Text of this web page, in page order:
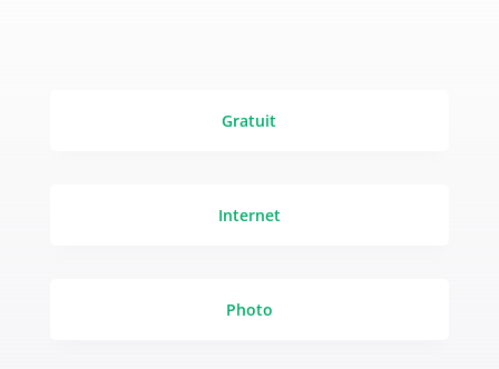
Gratuit
Internet
Photo